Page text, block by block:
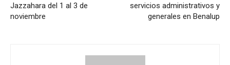
Jazzahara del 1 al 3 de
noviembre
servicios administrativos y
generales en Benalup